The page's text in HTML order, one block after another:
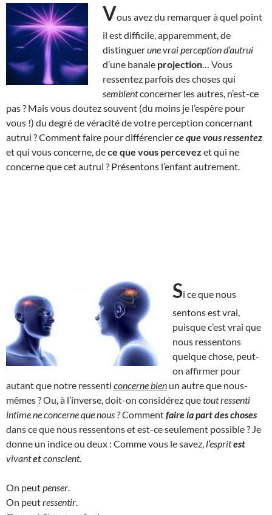
Vous avez du remarquer à quel point
il est difficile, apparemment, de
distinguerune vrai perception d’autrui
d’une banale projection … Vous
ressentez parfois des choses qui
semblentconcerner les autres, n’est-ce
pas ? Mais vous doutez souvent (du moins je l’espère pour
vous !) du degré de véracité de votre perception concernant
autrui ? Comment faire pour différencierce que vous ressentez
et qui vous concerne, dece que vous percevez et qui ne
concerne que cet autrui ? Présentons l’enfant autrement.
Si ce que nous
sentons est vrai,
puisque c’est vrai que
nous ressentons
quelque chose, peut-
on affirmer pour
autant que notre ressenti concerne bien un autre que nous-
mêmes ? Ou, à l’inverse, doit-on considérez quetout ressenti
intime ne concerne que nous ?Commentfaire la part des choses
dans ce que nous ressentons et est-ce seulement possible ? Je
donne un indice ou deux : Comme vous le savez, l’espritest
vivantetconscient.
On peutpenser
On peutressentir